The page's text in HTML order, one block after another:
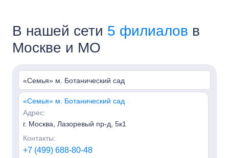
В нашей сети 5 филиалов в
Москве и МО
«Семья» м. Ботанический сад
«Семья» м. Ботанический сад
Адрес:
г. Москва, Лазоревый пр-д, 5к1
Контакты:
+7 (499) 688-80-48